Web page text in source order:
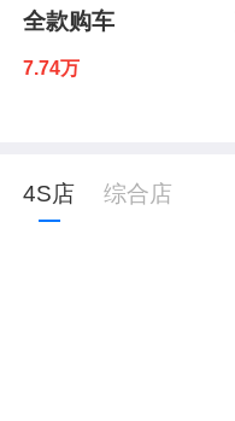
全款购车
7.74万
4S店 综合店